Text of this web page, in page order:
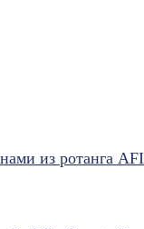
из ротанга